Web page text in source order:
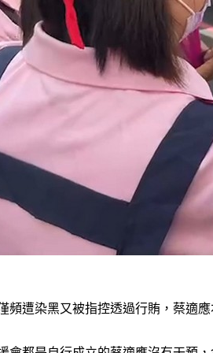
頻遭染黑又被指控透過行賄，蔡適